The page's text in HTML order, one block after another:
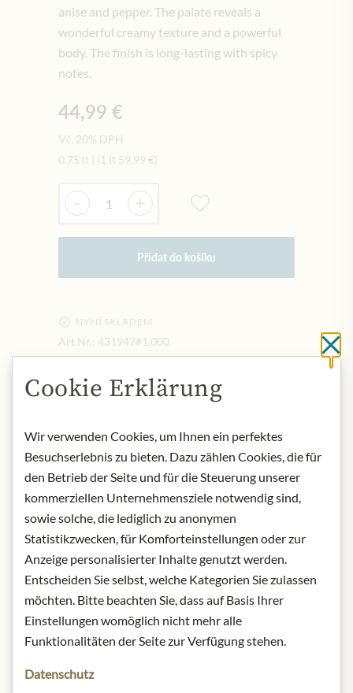
anise and pepper. The palate reveals a
wonderful creamy texture and a powerful
body. The finish is long-lasting with spicy
notes.
44,99 €
Vč. 20% DPH
0.75 lt
(1 lt 59,99 €)
Množství
- +
Přidat do košíku
NYNÍ SKLADEM
Art.Nr.: 431947#1.000
POPIS
The grapes for this wonderful
sparkling wine come from the single
Champagne region. The harvest is
done exclusively by hand and the
grapes are immediately brought to
the wine cellar. There, the grapes are
gently pressed whole.
The must is then fermented partly in
stainless steel tanks and partly in
wooden barrels. For the second
fermentation, the base wine is bottled
(yeast and sugar) and left to mature in
Cookie Erklärung
Wir verwenden Cookies, um Ihnen ein perfektes
Besuchserlebnis zu bieten. Dazu zählen Cookies, die für
den Betrieb der Seite und für die Steuerung unserer
kommerziellen Unternehmensziele notwendig sind,
sowie solche, die lediglich zu anonymen
Statistikzwecken, für Komforteinstellungen oder zur
Anzeige personalisierter Inhalte genutzt werden.
Entscheiden Sie selbst, welche Kategorien Sie zulassen
möchten. Bitte beachten Sie, dass auf Basis Ihrer
Einstellungen womöglich nicht mehr alle
Funktionalitäten der Seite zur Verfügung stehen.
Datenschutz